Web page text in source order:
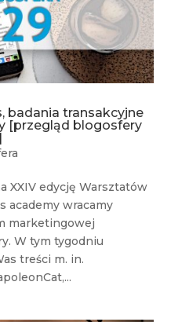
badania transakcyjne
[przegląd blogosfery
XXIV edycję Warsztatów
academy wracamy
marketingowej
W tym tygodniu
treści m. in.